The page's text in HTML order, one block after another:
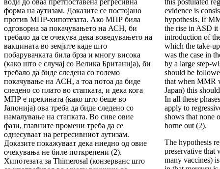
води до оваа претпоставена регресивна
форма на аутизам. Доказите се постојано
против МПР-хипотезата. Ако МПР била
одговорна за покачувањето на АСН, би
требало да се очекува дека воведувањето на
вакцината во земјите каде што
побарувачката била брза и многу висока
(како што е случај со Велика Британија), би
требало да биде следена со големо
покачување на АСН, а тоа потоа да биде
следено со плато во стапката, и дека кога
МПР е прекината (како што беше во
Јапонија) ова треба да биде следено со
намалување на стапката. Во сиве овие
фази, главните промени треба да се
однесуваат на регресивниот аутизам.
Доказите покажуваат дека ниедно од овие
очекувања не биле поткрепени (2).
Хипотезата за Thimerosal (конзерванс што
this postulated
evidence is
hypothesis. If
the rise in ASD it
introduction of
which the take-
was the case in
by a large step-
should be
that when MMR
Japan) this
In all these
apply to
shows that none
borne out (2).
The hypothesis
preservative that
many vaccines)